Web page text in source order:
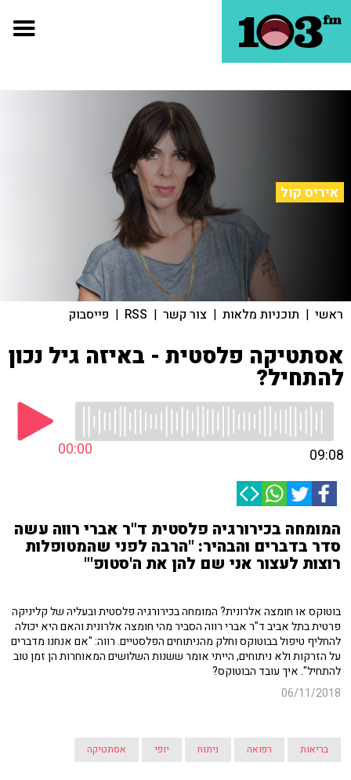
איריס קול
ראשי | תוכניות מלאות | צור קשר |
RSS
| פייסבוק
אסתטיקה פלסטית - באיזה גיל נכון
להתחיל?
00:00 09:08
המומחה בכירורגיה פלסטית ד"ר אברי רווה עשה
סדר בדברים והבהיר: "הרבה לפני שהמטופלות
רוצות לעצור אני שם להן את ה'סטופ'"
בוטוקס או חומצה אלרונית? המומחה בכירורגיה פלסטית ובעליה של קליניקה
פרטית בתל אביב ד"ר אברי רווה הסביר מהי חומצה אלרונית והאם היא יכולה
להחליף טיפול בבוטוקס וחלק מהניתוחים הפלסטיים. רווה: "אם אנחנו מדברים
על הזרקות ולא ניתוחים, הייתי אומר ששנות השלושים המאוחרות הן זמן טוב
להתחיל". איך עובד הבוטוקס?
06/11/2018
בריאות רפואה ניתוח יופי אסתטיקה